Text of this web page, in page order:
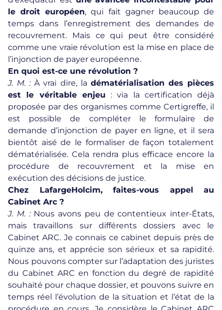
le droit européen, qui fait gagner beaucoup de
temps dans l’enregistrement des demandes de
recouvrement. Mais ce qui peut être considéré
comme une vraie révolution est la mise en place de
l’injonction de payer européenne.
En quoi est-ce une révolution ?
J. M. :À vrai dire, la dématérialisation des pièces
est le véritable enjeu : via la certification déjà
proposée par des organismes comme Certigreffe, il
est possible de compléter le formulaire de
demande d’injonction de payer en ligne, et il sera
bientôt aisé de le formaliser de façon totalement
dématérialisée. Cela rendra plus efficace encore la
procédure de recouvrement et la mise en
exécution des décisions de justice.
Chez LafargeHolcim, faites-vous appel au
Cabinet Arc ?
J. M. : Nous avons peu de contentieux inter-États,
mais travaillons sur différents dossiers avec le
Cabinet ARC. Je connais ce cabinet depuis près de
quinze ans, et apprécie son sérieux et sa rapidité.
Nous pouvons compter sur l’adaptation des juristes
du Cabinet ARC en fonction du degré de rapidité
souhaité pour chaque dossier, et pouvons suivre en
temps réel l’évolution de la situation et l’état de la